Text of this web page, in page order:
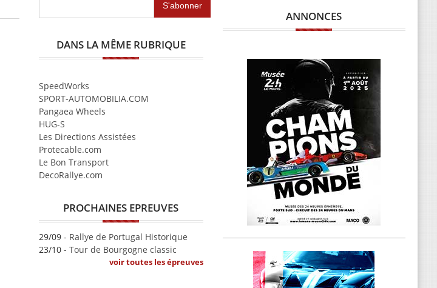
DANS LA MÊME RUBRIQUE
SpeedWorks
SPORT-AUTOMOBILIA.COM
Pangaea Wheels
HUG-S
Les Directions Assistées
Protecable.com
Le Bon Transport
DecoRallye.com
PROCHAINES EPREUVES
29/09 - Rallye de Portugal Historique
23/10 - Tour de Bourgogne classic
voir toutes les épreuves
ANNONCES